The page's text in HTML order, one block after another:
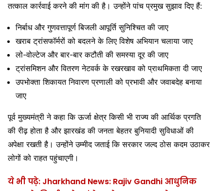
तत्काल कार्रवाई करने की मांग की है। उन्होंने पांच प्रमुख सुझाव दिए हैं:
निर्बाध और गुणवत्तापूर्ण बिजली आपूर्ति सुनिश्चित की जाए
खराब ट्रांसफॉर्मरों को बदलने के लिए विशेष अभियान चलाया जाए
लो-वोल्टेज और बार-बार कटौती की समस्या दूर की जाए
ट्रांसमिशन और वितरण नेटवर्क के रखरखाव को प्राथमिकता दी जाए
उपभोक्ता शिकायत निवारण प्रणाली को प्रभावी और जवाबदेह बनाया
जाए
पूर्व मुख्यमंत्री ने कहा कि ऊर्जा क्षेत्र किसी भी राज्य की आर्थिक प्रगति
की रीढ़ होता है और झारखंड की जनता बेहतर बुनियादी सुविधाओं की
अपेक्षा रखती है। उन्होंने उम्मीद जताई कि सरकार जल्द ठोस कदम उठाकर
लोगों को राहत पहुंचाएगी।
ये भी पढ़े: Jharkhand News: Rajiv Gandhi आधुनिक